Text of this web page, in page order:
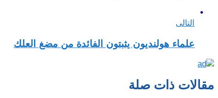
التالى
علماء هولنديون يثبتون الفائدة من مضغ العلك
مقالات ذات صلة